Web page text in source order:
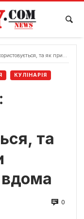
як приготувати яблучний оцет вдома
КУЛІНАРІЯ
та
0